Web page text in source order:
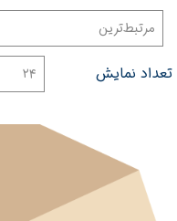
مرتبط‌ترین
تعداد نمایش ۲۴